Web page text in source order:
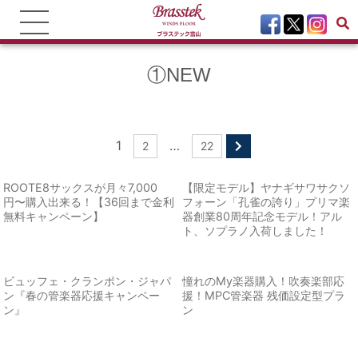
①NEW
1 2 … 22
ROOTE8サックスが月々7,000
円〜購入出来る！【36回まで金利
無料キャンペーン】
【限定モデル】ヤナギサワサクソ
フォーン「孔雀の誇り」プリマ楽
器創業80周年記念モデル！アル
ト、ソプラノ入荷しました！
ビュッフェ・クランポン・ジャパ
ン『春の管楽器応援キャンペー
ン』
憧れのMy楽器購入！吹奏楽部応
援！MPC管楽器 残価設定型プラ
ン